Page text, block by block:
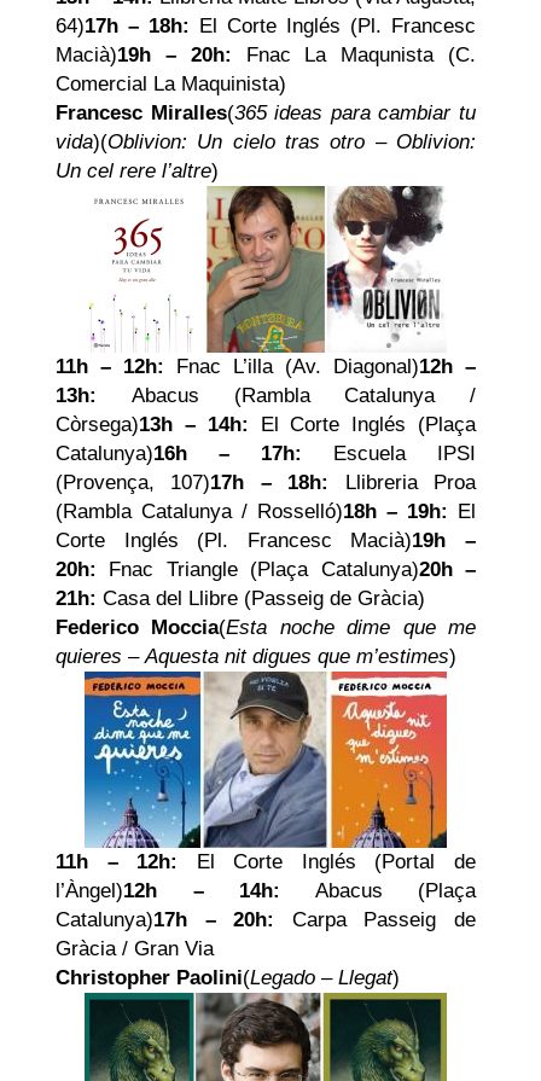
64)17h – 18h:
El Corte Inglés (Pl. Francesc
Macià)19h – 20h: Fnac La Maqunista (C.
Comercial La Maquinista)
Francesc Miralles(365 ideas para cambiar tu
vida)(Oblivion: Un cielo tras otro – Oblivion:
Un cel rere l’altre)
11h – 12h: Fnac L’illa (Av. Diagonal)12h –
13h:
Abacus (Rambla Catalunya /
Còrsega)13h – 14h: El Corte Inglés (Plaça
Catalunya)16h – 17h:
Escuela IPSI
(Provença, 107)17h – 18h:
Llibreria Proa
(Rambla Catalunya / Rosselló)18h – 19h:
El
Corte Inglés (Pl. Francesc Macià)19h –
20h:
Fnac Triangle (Plaça Catalunya)20h –
21h: Casa del Llibre (Passeig de Gràcia)
Federico Moccia(Esta noche dime que me
quieres –Aquesta nit digues que m’estimes)
11h – 12h:
El Corte Inglés (Portal de
l’Àngel)12h – 14h:
Abacus (Plaça
Catalunya)17h – 20h:
Carpa Passeig de
Gràcia / Gran Via
Christopher Paolini(Legado – Llegat)